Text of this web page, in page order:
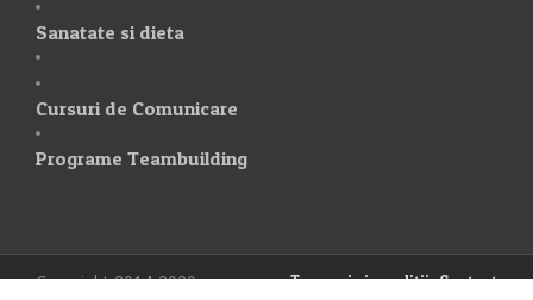
Sanatate si dieta
Cursuri de Comunicare
Programe Teambuilding
Copyright 2014-2020 Termeni si conditii Contact